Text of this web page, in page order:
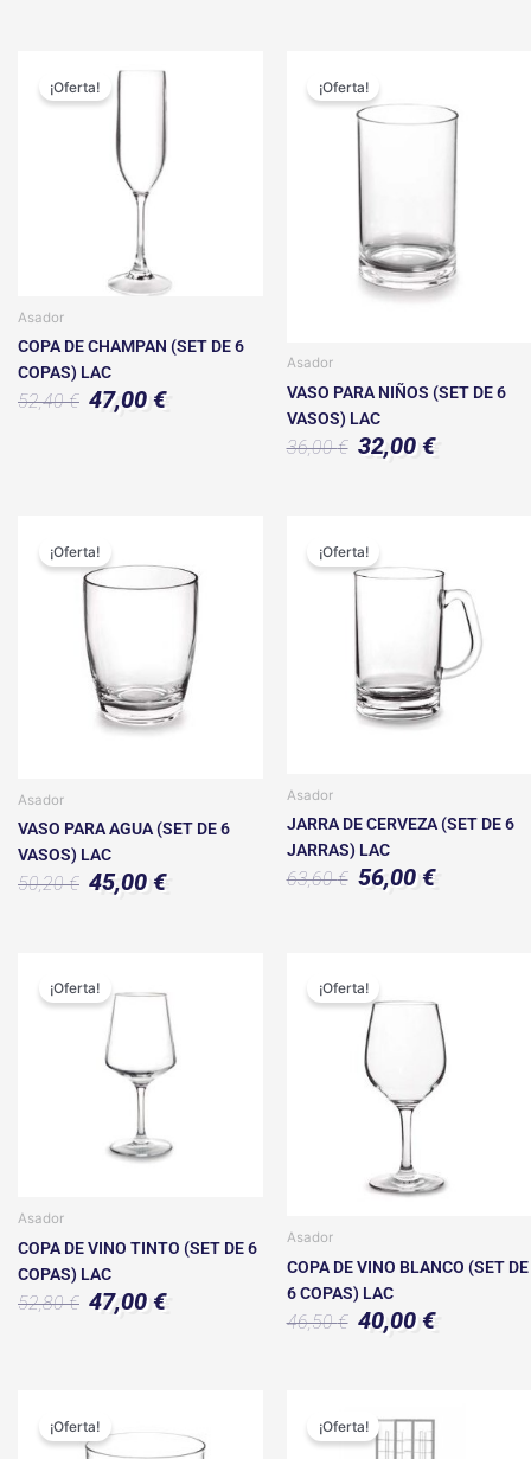
¡Oferta!
Asador
COPA DE CHAMPAN (SET DE 6
COPAS) LAC
52,40€
precio
original
52,40 €.
47,00 €
precio
¡Oferta!
Asador
VASO PARA NIÑOS (SET DE 6
VASOS) LAC
36,00€
precio
original
era:
32,00 €
es:
32,00 €.
¡Oferta!
Asador
VASO PARA AGUA (SET DE 6
VASOS) LAC
50,20€
precio
original
era:
45,00 €
es:
45,00 €.
¡Oferta!
Asador
JARRA DE CERVEZA (SET DE 6
JARRAS) LAC
63,60€
precio
original
era:
56,00 €
es:
56,00 €.
¡Oferta!
Asador
COPA DE VINO TINTO (SET DE 6
COPAS) LAC
52,80€
precio
original
52,80 €.
47,00 €
actual
es:
47,00 €.
¡Oferta!
Asador
COPA DE VINO BLANCO (SET DE
6 COPAS) LAC
46,50€
precio
original
era:
46,50 €.
40,00 €
actual
es:
40,00 €.
¡Oferta!precio
original
actual
¡Oferta!precio
original